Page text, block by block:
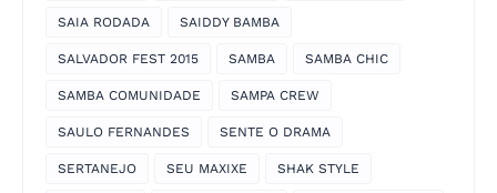
SAIA RODADA SAIDDY BAMBA
SALVADOR FEST 2015 SAMBA SAMBA CHIC
SAMBA COMUNIDADE SAMPA CREW
SAULO FERNANDES SENTE O DRAMA
SERTANEJO SEU MAXIXE SHAK STYLE